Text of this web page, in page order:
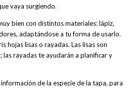
vaya surgiendo.
bien con distintos materiales: lápiz,
adaptándose a tu forma de usarlo.
hojas lisas o rayadas. Las lisas son
rayadas te ayudarán a planificar y
de la especie de la tapa, para